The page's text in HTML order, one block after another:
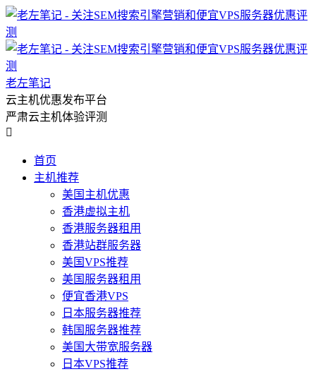
老左笔记
云主机优惠发布平台
严肃云主机体验评测

首页
主机推荐
美国主机优惠
香港虚拟主机
香港服务器租用
香港站群服务器
美国VPS推荐
美国服务器租用
便宜香港VPS
日本服务器推荐
韩国服务器推荐
美国大带宽服务器
日本VPS推荐